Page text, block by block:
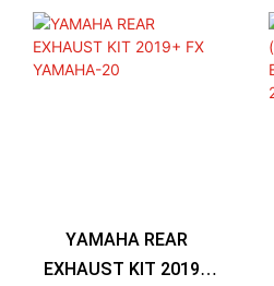
YAMAHA REAR
EXHAUST KIT 2019+